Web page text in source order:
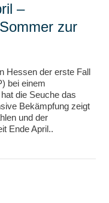
–
zur
Hessen der erste Fall
bei einem
die Seuche das
Bekämpfung zeigt
und der
Ende April..